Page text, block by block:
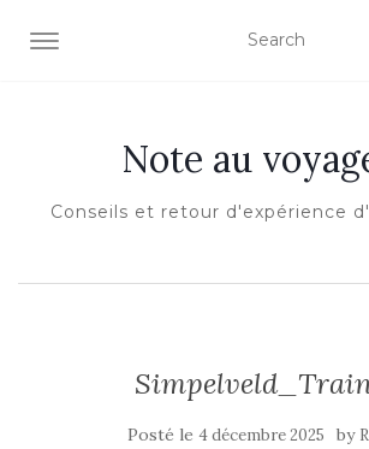
OUVRIR/FERMER LA NAVIGATION
Note au
Conseils et retour d'expérience
Posté le 4 décembre 2025 by